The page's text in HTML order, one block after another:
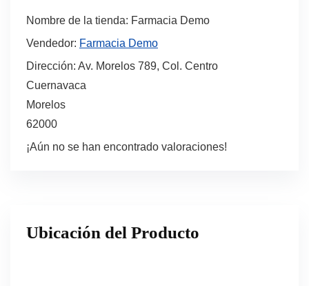
Nombre de la tienda: Farmacia Demo
Vendedor: Farmacia Demo
Dirección: Av. Morelos 789, Col. Centro
Cuernavaca
Morelos
62000
¡Aún no se han encontrado valoraciones!
Ubicación del Producto